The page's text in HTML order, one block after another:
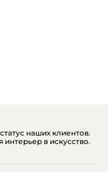
наших клиентов.
в искусство.